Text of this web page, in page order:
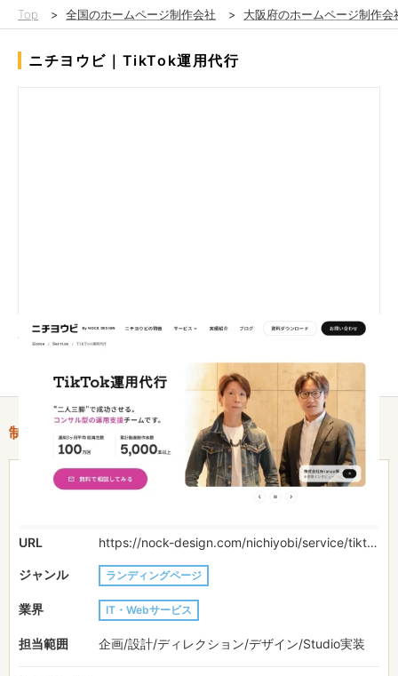
Top > 全国のホームページ制作会社 > 大阪府のホームページ制作会
ニチヨウビ｜TikTok運用代行
TikTok運用代行"二人三脚"で成功させる。
コンサル型の運用支援チームです。
制作情報
費用目安 -
URL https://nock-design.com/nichiyobi/service/tiktok
ジャンル ランディングページ
業界 IT・Webサービス
担当範囲 企画/設計/ディレクション/デザイン/Studio実装